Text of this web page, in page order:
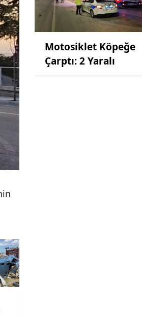
Motosiklet Köpeğe
Çarptı: 2 Yaralı